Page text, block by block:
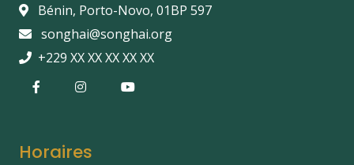
Bénin, Porto-Novo, 01BP 597
songhai@songhai.org
+229 XX XX XX XX XX
Horaires